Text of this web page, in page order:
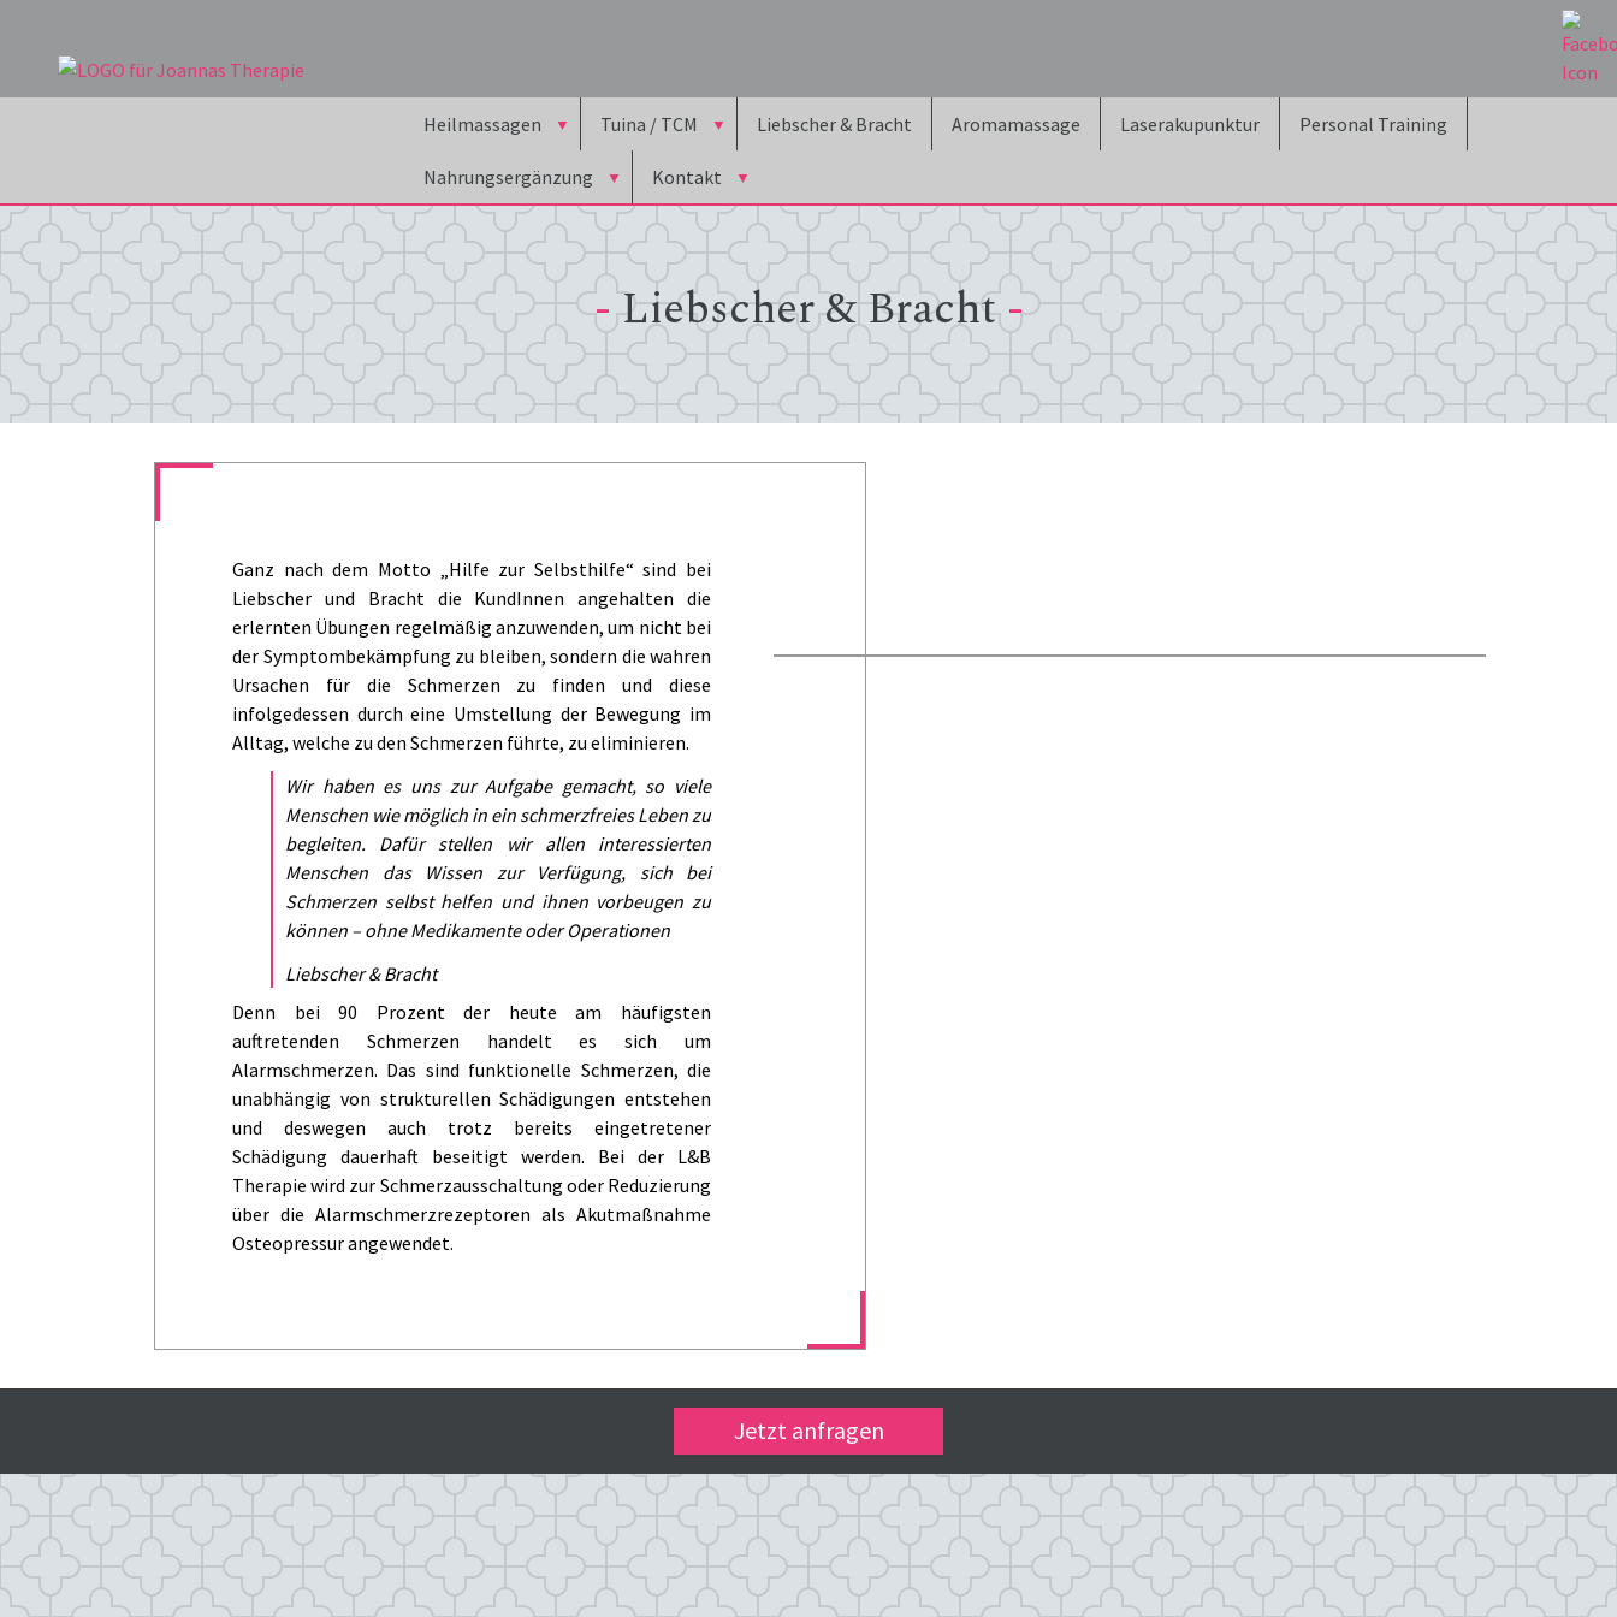
Heilmassagen Tuina / TCM Liebscher & Bracht Aromamassage Laserakupunktur Personal Training
Nahrungsergänzung Kontakt
-Liebscher & Bracht-
Ganz nach dem Motto „Hilfe zur Selbsthilfe“ sind bei
Liebscher und Bracht die KundInnen angehalten die
erlernten Übungen regelmäßig anzuwenden, um nicht bei
der Symptombekämpfung zu bleiben, sondern die wahren
Ursachen für die Schmerzen zu finden und diese
infolgedessen durch eine Umstellung der Bewegung im
Alltag, welche zu den Schmerzen führte, zu eliminieren.
Wir haben es uns zur Aufgabe gemacht, so viele
Menschen wie möglich in ein schmerzfreies Leben zu
begleiten. Dafür stellen wir allen interessierten
Menschen das Wissen zur Verfügung, sich bei
Schmerzen selbst helfen und ihnen vorbeugen zu
können – ohne Medikamente oder Operationen
Liebscher & Bracht
Denn bei 90 Prozent der heute am häufigsten
auftretenden Schmerzen handelt es sich um
Alarmschmerzen. Das sind funktionelle Schmerzen, die
unabhängig von strukturellen Schädigungen entstehen
und deswegen auch trotz bereits eingetretener
Schädigung dauerhaft beseitigt werden. Bei der L&B
Therapie wird zur Schmerzausschaltung oder Reduzierung
über die Alarmschmerzrezeptoren als Akutmaßnahme
Osteopressur angewendet.
Jetzt anfragen